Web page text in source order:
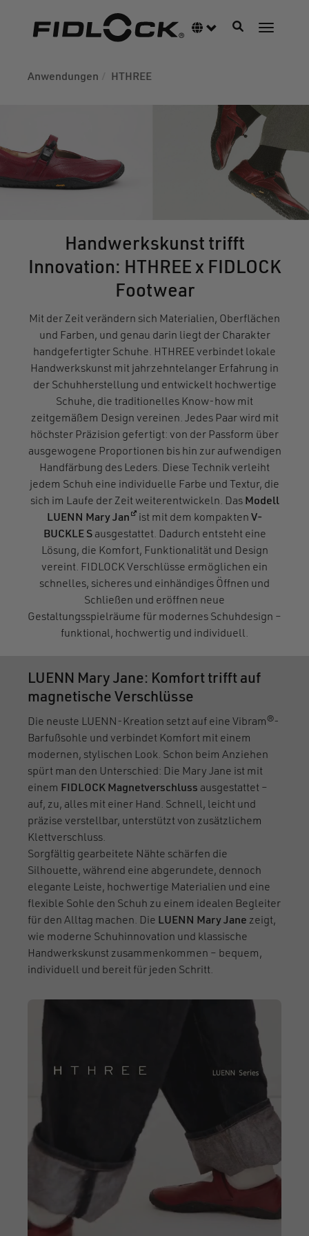
Sprachumschalter
Navigation
Anwendungen HTHREE
Handwerkskunst trifft
Innovation: HTHREE x FIDLOCK
Footwear
Mit der Zeit verändern sich Materialien, Oberflächen
und Farben, und genau darin liegt der Charakter
handgefertigter Schuhe. HTHREE verbindet lokale
Handwerkskunst mit jahrzehntelanger Erfahrung in
der Schuhherstellung und entwickelt hochwertige
Schuhe, die traditionelles Know-how mit
zeitgemäßem Design vereinen. Jedes Paar wird mit
höchster Präzision gefertigt: von der Passform über
ausgewogene Proportionen bis hin zur aufwendigen
Handfärbung des Leders. Diese Technik verleiht
jedem Schuh eine individuelle Farbe und Textur, die
sich im Laufe der Zeit weiterentwickeln. Das Modell
LUENN Mary Jan(öffnet in einem neuen Fenster)
ist mit dem kompakten V-
BUCKLE Sausgestattet. Dadurch entsteht eine
Lösung, die Komfort, Funktionalität und Design
vereint. FIDLOCK Verschlüsse ermöglichen ein
schnelles, sicheres und einhändiges Öffnen und
Schließen und eröffnen neue
Gestaltungsspielräume für modernes Schuhdesign –
funktional, hochwertig und individuell.
LUENN Mary Jane: Komfort trifft auf
magnetische Verschlüsse
Die neuste LUENN-Kreation setzt auf eine Vibram®-
Barfußsohle und verbindet Komfort mit einem
modernen, stylischen Look. Schon beim Anziehen
spürt man den Unterschied: Die Mary Jane ist mit
einem FIDLOCK Magnetverschluss ausgestattet –
auf, zu, alles mit einer Hand. Schnell, leicht und
präzise verstellbar, unterstützt von zusätzlichem
Klettverschluss.
Sorgfältig gearbeitete Nähte schärfen die
Silhouette, während eine abgerundete, dennoch
elegante Leiste, hochwertige Materialien und eine
flexible Sohle den Schuh zu einem idealen Begleiter
für den Alltag machen. Die LUENN Mary Jane zeigt,
wie moderne Schuhinnovation und klassische
Handwerkskunst zusammenkommen – bequem,
individuell und bereit für jeden Schritt.
Video file